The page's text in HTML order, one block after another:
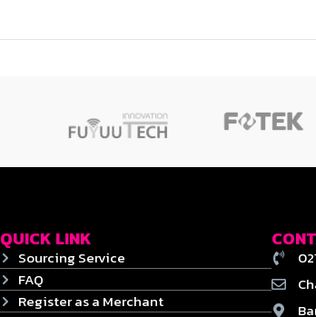
QUICK LINK
Sourcing Service
FAQ
Register as a Merchant